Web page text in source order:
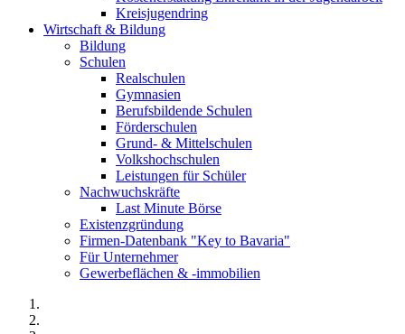
Kreisjugendring
Wirtschaft & Bildung
Bildung
Schulen
Realschulen
Gymnasien
Berufsbildende Schulen
Förderschulen
Grund- & Mittelschulen
Volkshochschulen
Leistungen für Schüler
Nachwuchskräfte
Last Minute Börse
Existenzgründung
Firmen-Datenbank "Key to Bavaria"
Für Unternehmer
Gewerbeflächen & -immobilien